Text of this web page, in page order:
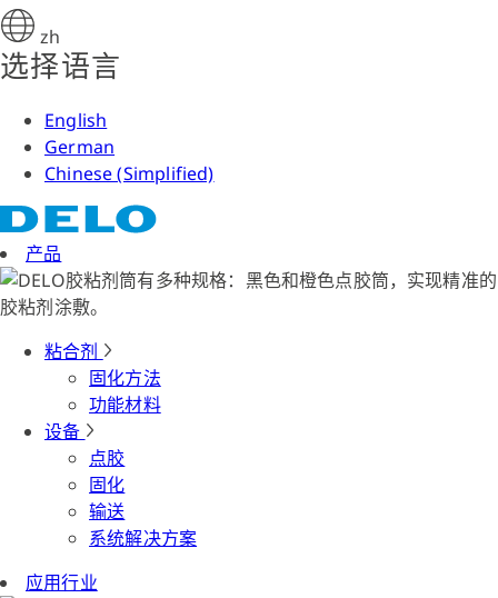
zh
选择语言
English
German
Chinese (Simplified)
产品
粘合剂
固化方法
功能材料
设备
点胶
固化
输送
系统解决方案
应用行业